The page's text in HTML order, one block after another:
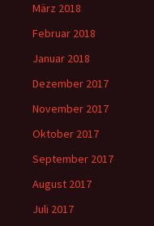
März 2018
Februar 2018
Januar 2018
Dezember 2017
November 2017
Oktober 2017
September 2017
August 2017
Juli 2017